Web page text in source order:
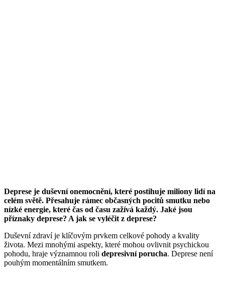
Deprese je duševní onemocnění, které postihuje miliony lidí na
celém světě. Přesahuje rámec občasných pocitů smutku nebo
nízké energie, které čas od času zažívá každý. Jaké jsou
příznaky deprese? A jak se vyléčit z deprese?
Duševní zdraví je klíčovým prvkem celkové pohody a kvality
života. Mezi mnohými aspekty, které mohou ovlivnit psychickou
pohodu, hraje významnou roli depresivní porucha. Deprese není
pouhým momentálním smutkem.